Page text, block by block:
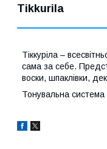
Tikkurila
Тіккуріла –
сама за себе.
воски, шпаклівки,
Тонувальна система